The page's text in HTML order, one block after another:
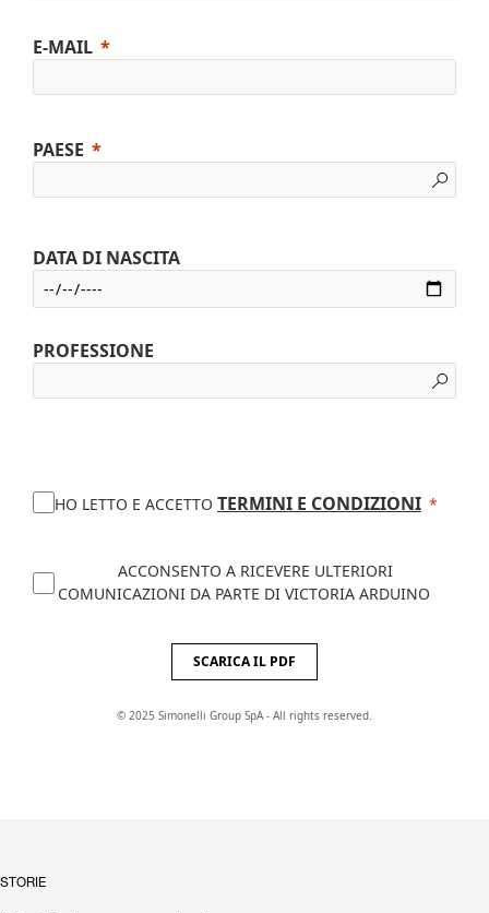
E-MAIL
PAESE
DATA DI NASCITA
PROFESSIONE
HO LETTO E ACCETTO TERMINI E CONDIZIONI
ACCONSENTO A RICEVERE ULTERIORI
COMUNICAZIONI DA PARTE DI VICTORIA ARDUINO
SCARICA IL PDF
© 2025 Simonelli Group SpA - All rights reserved.
STORIE